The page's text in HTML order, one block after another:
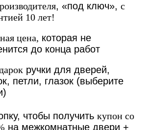
, «под ключ», с
10 лет!
цена, которая не
до конца работ
ручки для дверей,
петли, глазок (выберите
чтобы получить купон со
на межкомнатные двери +